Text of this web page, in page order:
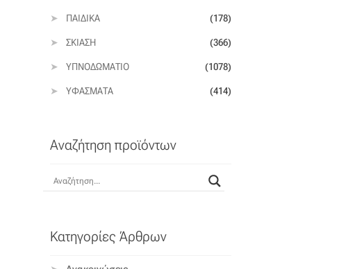
ΠΑΙΔΙΚΆ (178)
ΣΚΊΑΣΗ (366)
ΥΠΝΟΔΩΜΆΤΙΟ (1078)
ΥΦΆΣΜΑΤΑ (414)
Αναζήτηση προϊόντων
Κατηγορίες Άρθρων